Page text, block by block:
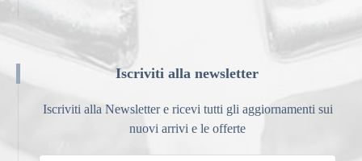
Iscriviti alla newsletter
Iscriviti alla Newsletter e ricevi tutti gli aggiornamenti sui
nuovi arrivi e le offerte